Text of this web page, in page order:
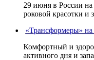
29 июня в России
роковой красотки и
«Трансформеры» на
Комфортный и
активного дня и